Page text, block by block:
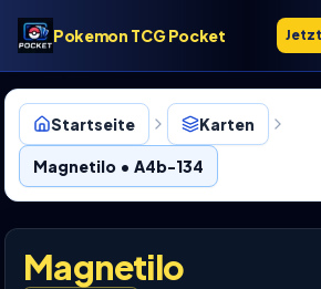
Pokemon TCG Pocket
Startseite Karten
Magnetilo • A4b-134
Magnetilo